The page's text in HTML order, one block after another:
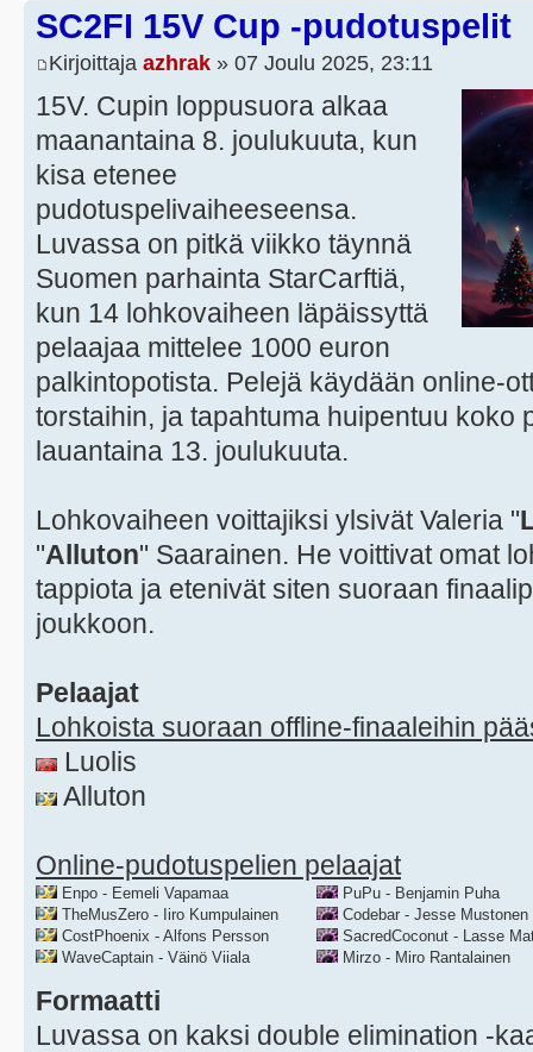
SC2FI 15V Cup -pudotuspelit
Kirjoittaja azhrak » 07 Joulu 2025, 23:11
15V. Cupin loppusuora alkaa
maanantaina 8. joulukuuta, kun
kisa etenee
pudotuspelivaiheeseensa.
Luvassa on pitkä viikko täynnä
Suomen parhainta StarCarftiä,
kun 14 lohkovaiheen läpäissyttä
pelaajaa mittelee 1000 euron
palkintopotista. Pelejä käydään online-
torstaihin, ja tapahtuma huipentuu koko
lauantaina 13. joulukuuta.
Lohkovaiheen voittajiksi ylsivät Valeria "
"Alluton" Saarainen. He voittivat omat
tappiota ja etenivät siten suoraan
joukkoon.
Pelaajat
Lohkoista suoraan offline-finaaleihin
Luolis
Alluton
Online-pudotuspelien pelaajat
Enpo - Eemeli Vapamaa
TheMusZero - Iiro Kumpulainen
CostPhoenix - Alfons Persson
WaveCaptain - Väinö Viiala
PuPu - Benjamin Puha
Codebar - Jesse Mustonen
SacredCoconut - Lasse
Mirzo - Miro Rantalainen
Formaatti
Luvassa on kaksi double elimination -